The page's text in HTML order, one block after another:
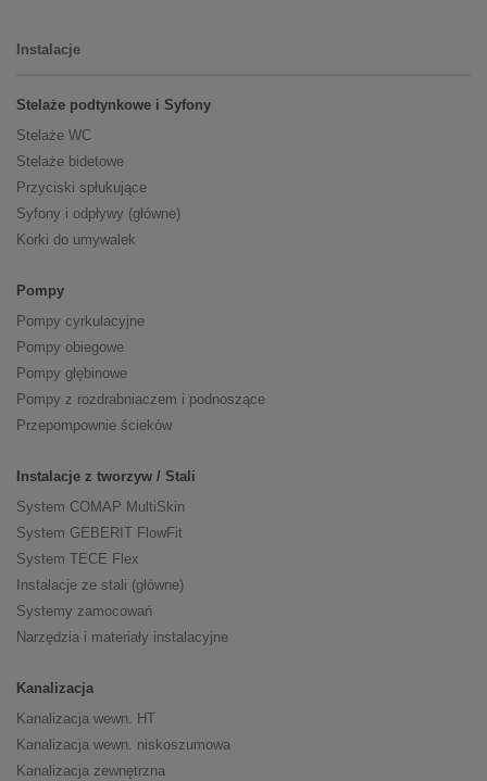
Instalacje
Stelaże podtynkowe i Syfony
Stelaże WC
Stelaże bidetowe
Przyciski spłukujące
Syfony i odpływy (główne)
Korki do umywalek
Pompy
Pompy cyrkulacyjne
Pompy obiegowe
Pompy głębinowe
Pompy z rozdrabniaczem i podnoszące
Przepompownie ścieków
Instalacje z tworzyw / Stali
System COMAP MultiSkin
System GEBERIT FlowFit
System TECE Flex
Instalacje ze stali (główne)
Systemy zamocowań
Narzędzia i materiały instalacyjne
Kanalizacja
Kanalizacja wewn. HT
Kanalizacja wewn. niskoszumowa
Kanalizacja zewnętrzna